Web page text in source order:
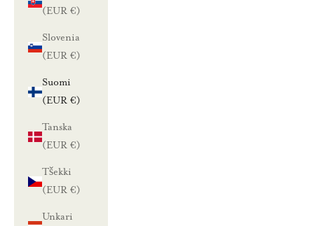
(EUR €)
Slovenia
(EUR €)
Suomi
(EUR €)
Tanska
(EUR €)
Tšekki
(EUR €)
Unkari